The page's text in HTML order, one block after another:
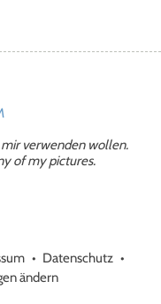
verwenden wollen.
of my pictures.
Datenschutz
ändern